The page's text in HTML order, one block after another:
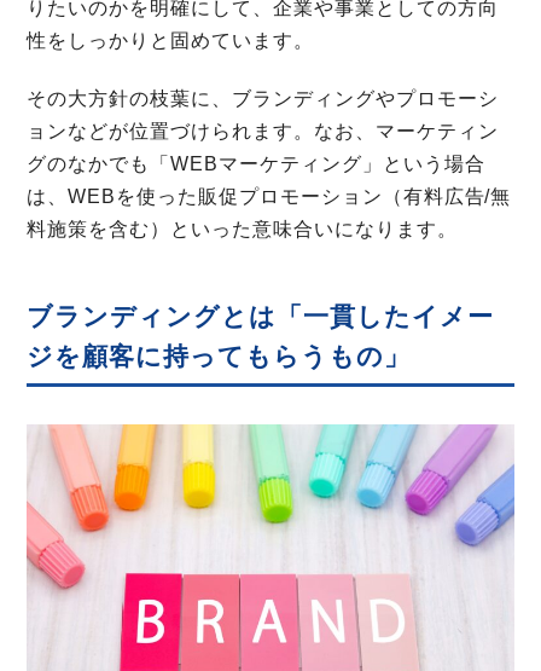
りたいのかを明確にして、企業や事業としての方向
性をしっかりと固めています。
その大方針の枝葉に、ブランディングやプロモーシ
ョンなどが位置づけられます。なお、マーケティン
グのなかでも「WEBマーケティング」という場合
は、WEBを使った販促プロモーション（有料広告/無
料施策を含む）といった意味合いになります。
ブランディングとは「一貫したイメー
ジを顧客に持ってもらうもの」